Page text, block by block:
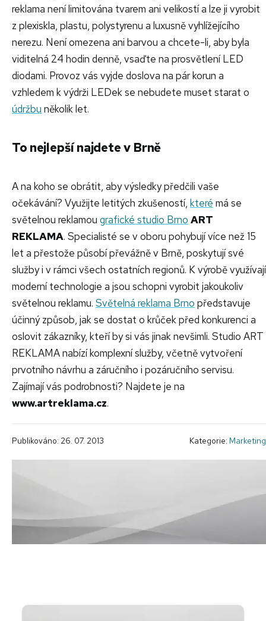
reklama není limitována tvarem ani velikostí a lze ji vyrobit
z plexiskla, plastu, polystyrenu a luxusně vyhlížejícího
nerezu. Není omezena ani barvou a chcete-li, aby byla
viditelná 24 hodin denně, vsaďte na prosvětlení LED
diodami. Provoz vás vyjde doslova na pár korun a
vzhledem k výdrži LEDek se nebudete muset starat o
údržbu několik let.
To nejlepší najdete v Brně
A na koho se obrátit, aby výsledky předčili vaše
očekávání? Využijte letitých zkušeností, které má se
světelnou reklamou grafické studio Brno ART
REKLAMA. Specialisté se v oboru pohybují více než 15
let a přestože působí převážně v Brně, poskytují své
služby i v rámci všech ostatních regionů. K výrobě využívají
moderní technologie a jsou schopni vyrobit jakoukoliv
světelnou reklamu. Světelná reklama Brno představuje
účinný způsob, jak se dostat o krůček před konkurenci a
oslovit zákazníky, kteří by si vás jinak nevšimli. Studio ART
REKLAMA nabízí komplexní služby, včetně vytvoření
prvotního návrhu a záručního i pozáručního servisu.
Zajímají vás podrobnosti? Najdete je na
www.artreklama.cz.
Publikováno: 26. 07. 2013 Kategorie: Marketing